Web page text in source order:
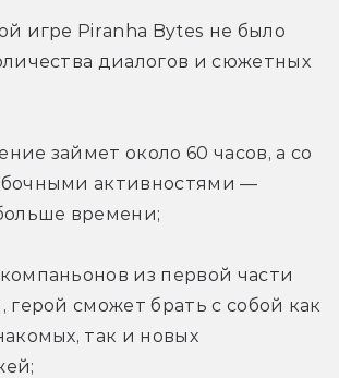
игре Piranha Bytes не было
диалогов и сюжетных
займет около 60 часов, а со
активностями —
времени;
из первой части
герой сможет брать с собой как
так и новых